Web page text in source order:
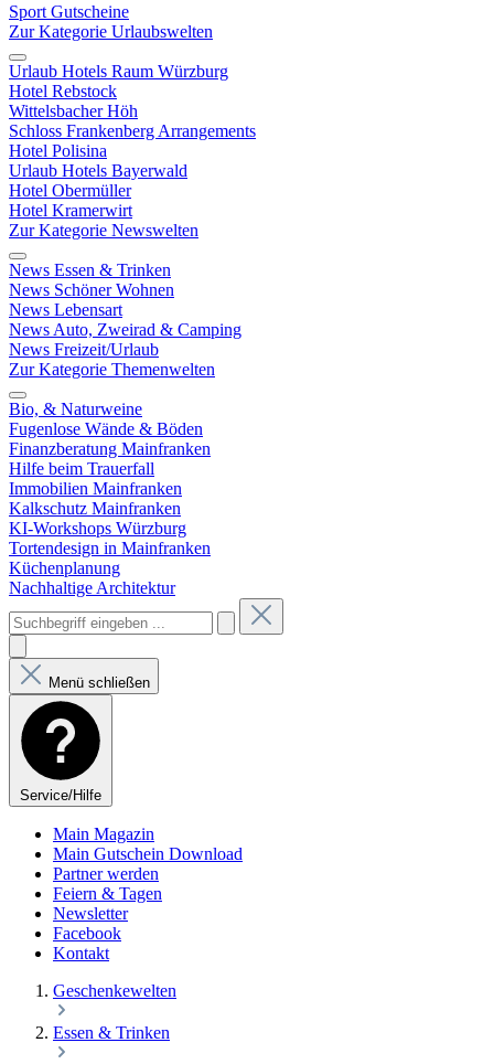
Sport Gutscheine
Zur Kategorie Urlaubswelten
Urlaub Hotels Raum Würzburg
Hotel Rebstock
Wittelsbacher Höh
Schloss Frankenberg Arrangements
Hotel Polisina
Urlaub Hotels Bayerwald
Hotel Obermüller
Hotel Kramerwirt
Zur Kategorie Newswelten
News Essen & Trinken
News Schöner Wohnen
News Lebensart
News Auto, Zweirad & Camping
News Freizeit/Urlaub
Zur Kategorie Themenwelten
Bio, & Naturweine
Fugenlose Wände & Böden
Finanzberatung Mainfranken
Hilfe beim Trauerfall
Immobilien Mainfranken
Kalkschutz Mainfranken
KI-Workshops Würzburg
Tortendesign in Mainfranken
Küchenplanung
Nachhaltige Architektur
Menü schließen
Service/Hilfe
Main Magazin
Main Gutschein Download
Partner werden
Feiern & Tagen
Newsletter
Facebook
Kontakt
Geschenkewelten
Essen & Trinken